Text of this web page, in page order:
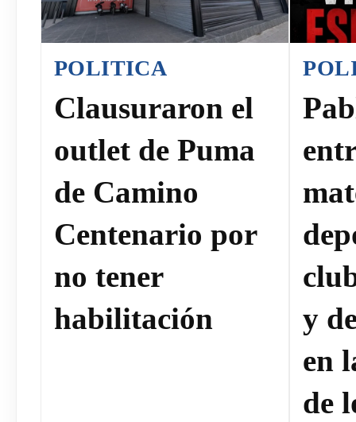
POLITICA
Clausuraron el
outlet de Puma
de Camino
Centenario por
no tener
habilitación
y
en
de